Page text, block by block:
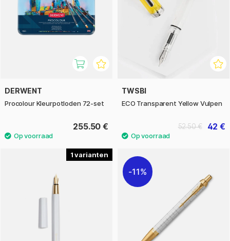
DERWENT
Procolour Kleurpotloden 72-set
255.50 €
TWSBI
ECO Transparent Yellow Vulpen
42 €
52.50 €
1
11%